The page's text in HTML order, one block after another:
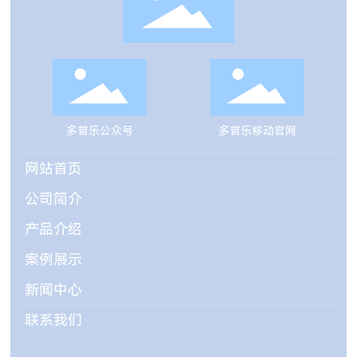
多普乐公众号 多普乐移动官网
网站首页
公司简介
产品介绍
案例展示
新闻中心
联系我们